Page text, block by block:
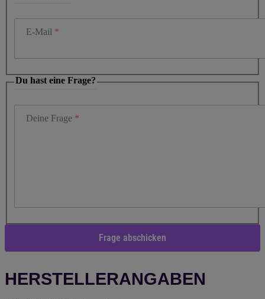
E-Mail
Du hast eine Frage?
Deine Frage
Frage abschicken
HERSTELLERANGABEN